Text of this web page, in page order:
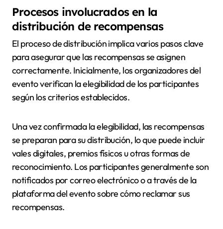
Procesos involucrados en la
distribución de recompensas
El proceso de distribución implica varios pasos clave
para asegurar que las recompensas se asignen
correctamente. Inicialmente, los organizadores del
evento verifican la elegibilidad de los participantes
según los criterios establecidos.
Una vez confirmada la elegibilidad, las recompensas
se preparan para su distribución, lo que puede incluir
vales digitales, premios físicos u otras formas de
reconocimiento. Los participantes generalmente son
notificados por correo electrónico o a través de la
plataforma del evento sobre cómo reclamar sus
recompensas.